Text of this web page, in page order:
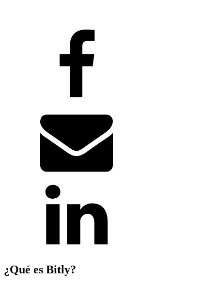
¿Qué es Bitly?